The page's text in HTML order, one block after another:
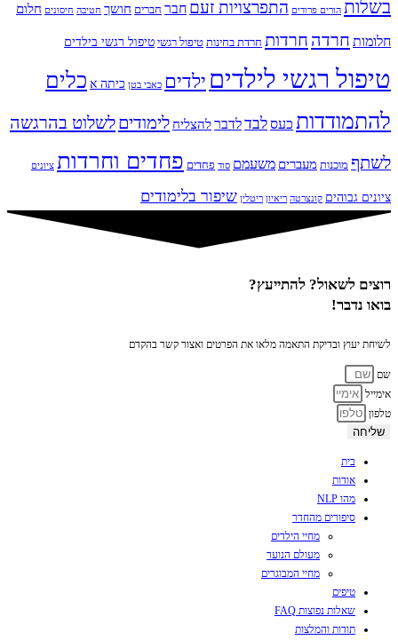
בשלות הורים פרודים התפרצויות זעם חבר חברים חושך חטיבה חיסונים חלום
חלומות חרדה חרדות חרדת בחינות טיפול רגשי טיפול רגשי בילדים
טיפול רגשי לילדים ילדים כאבי בטן כיתה א כלים
להתמודדות כעסלבדלדברלהצליח לימודיםלשלוט בהרגשה
לשתף מוכנות מעברים משעמם סוד פחדים פחדים וחרדות ציונים
ציונים גבוהים קונצרטה ריאיון ריטלין שיפור בלימודים
רוצים לשאול? להתייעץ?
בואו נדבר!
לשיחת יעוץ ובדיקת התאמה מלאו את הפרטים ואצור קשר בהקדם
שם
אימייל
טלפון
שליחה
בית
אודות
מהו NLP
סיפורים מהחדר
מחיי הילדים
מעולם הנוער
מחיי המבוגרים
טיפים
שאלות נפוצות FAQ
תודות והמלצות